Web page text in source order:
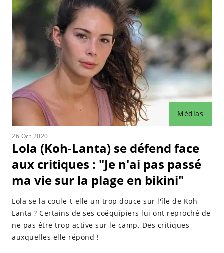
Médias
26 Oct 2020
Lola (Koh-Lanta) se défend face
aux critiques : "Je n'ai pas passé
ma vie sur la plage en bikini"
Lola se la coule-t-elle un trop douce sur l'île de Koh-
Lanta ? Certains de ses coéquipiers lui ont reproché de
ne pas être trop active sur le camp. Des critiques
auxquelles elle répond !